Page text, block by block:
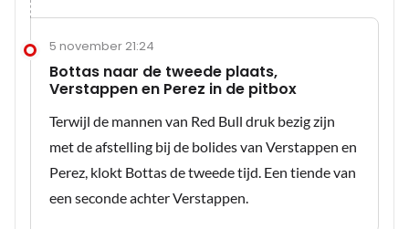
5 november 21:24
Bottas naar de tweede plaats,
Verstappen en Perez in de pitbox
Terwijl de mannen van Red Bull druk bezig zijn
met de afstelling bij de bolides van Verstappen en
Perez, klokt Bottas de tweede tijd. Een tiende van
een seconde achter Verstappen.